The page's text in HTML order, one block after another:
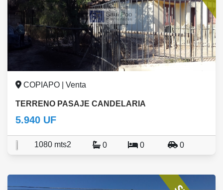
COPIAPO | Venta
TERRENO PASAJE CANDELARIA
5.940 UF
1080 mts2 0 0 0